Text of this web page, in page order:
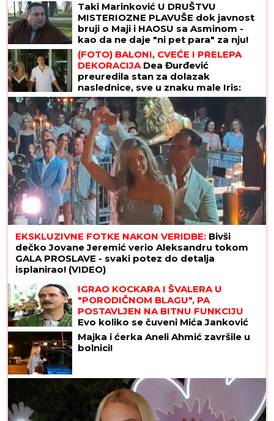
Taki Marinković U DRUŠTVU
MISTERIOZNE PLAVUŠE dok javnost
bruji o Maji i HAOSU sa Asminom -
kao da ne daje "ni pet para" za nju!
(FOTO) BALONI, CVEĆE I PRELEPA
DEKORACIJADea Đurđević
preuredila stan za dolazak
naslednice, sve u znaku male Iris:
"Dobrodošla, ljubavi"
EKSKLUZIVNE FOTKE NAKON VERIDBE: Bivši
dečko Jovane Jeremić verio Aleksandru tokom
GALA PROSLAVE - svaki potez do detalja
isplanirao! (VIDEO)
IGRAO KOCKARA I ŠVALERA U
"PORODIČNOM BLAGU", PA
POSTAVLJEN NA BITNU FUNKCIJU
Evo koliko se čuveni Mića Janković
promenio za sve ove godine
Majka i ćerka Aneli Ahmić završile u
bolnici!